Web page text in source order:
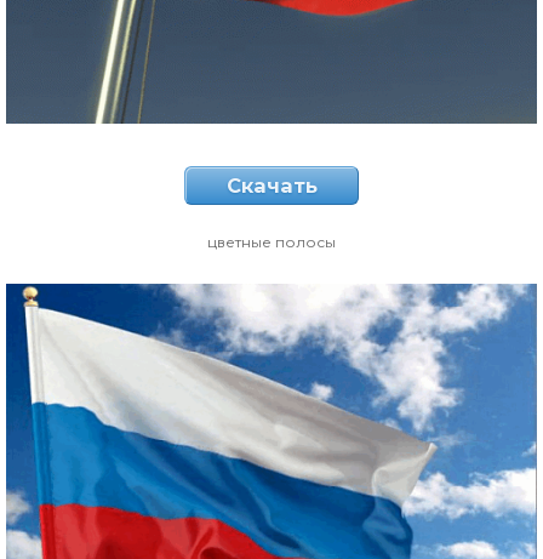
Скачать
цветные полосы